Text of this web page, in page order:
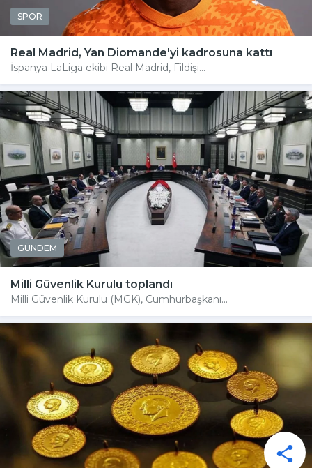
SPOR
Real Madrid, Yan Diomande'yi kadrosuna kattı
İspanya LaLiga ekibi Real Madrid, Fildişi...
GÜNDEM
Milli Güvenlik Kurulu toplandı
Milli Güvenlik Kurulu (MGK), Cumhurbaşkanı...